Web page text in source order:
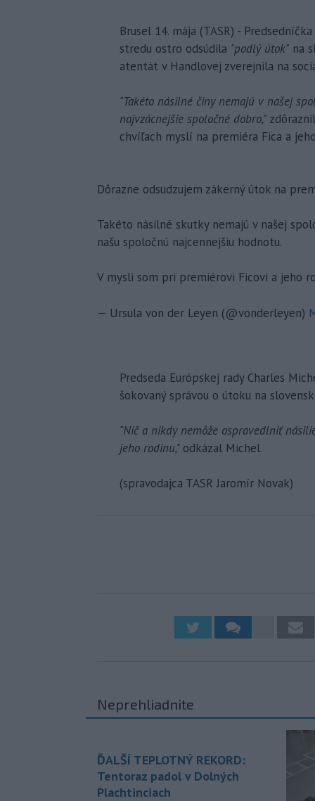
Brusel 14. mája (TASR) -
stredu ostro odsúdila "podlý útok" na
atentát v Handlovej zverejnila na
"Takéto násilné činy nemajú v našej
najvzácnejšie spoločné dobro,"
chvíľach myslí na premiéra Fica a
Dôrazne odsudzujem zákerný útok na
Takéto násilné skutky nemajú v našej
našu spoločnú najcennejšiu hodnotu.
V mysli som pri premiérovi Ficovi a jeho
— Ursula von der Leyen (@vonderleyen)
Predseda Európskej rady Charles
šokovaný správou o útoku na
"Nič a nikdy nemôže ospravedlniť
jeho rodinu," odkázal Michel.
(spravodajca TASR Jaromír Novak)
Neprehliadnite
ĎALŠÍ TEPLOTNÝ REKORD:
Tentoraz padol v Dolných
Plachtinciach